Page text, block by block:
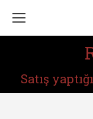
Satış